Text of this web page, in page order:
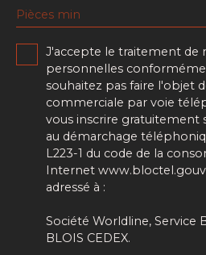
Pièces min
J'accepte le traitement de
personnelles
souhaitez pas faire l'objet
commerciale par voie
vous inscrire gratuitement
au démarchage
L223-1 du code de la
Internet
adressé à :
Société Worldline, Service
BLOIS CEDEX.